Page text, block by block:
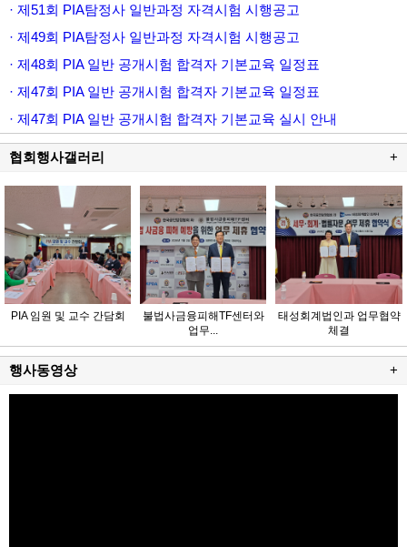
· 제51회 PIA탐정사 일반과정 자격시험 시행공고
· 제49회 PIA탐정사 일반과정 자격시험 시행공고
· 제48회 PIA 일반 공개시험 합격자 기본교육 일정표
· 제47회 PIA 일반 공개시험 합격자 기본교육 일정표
· 제47회 PIA 일반 공개시험 합격자 기본교육 실시 안내
협회행사갤러리 +
PIA 임원 및 교수 간담회
불법사금융피해TF센터와
업무...
태성회계법인과 업무협약
체결
행사동영상 +